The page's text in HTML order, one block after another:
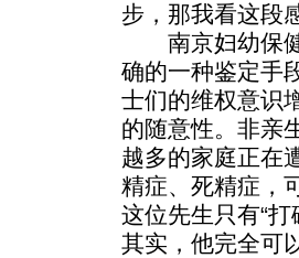
步，那我看这段
南京妇幼保健
确的一种鉴定手
士们的维权意识
的随意性。非亲
越多的家庭正在
精症、死精症，
这位先生只有“
其实，他完全可